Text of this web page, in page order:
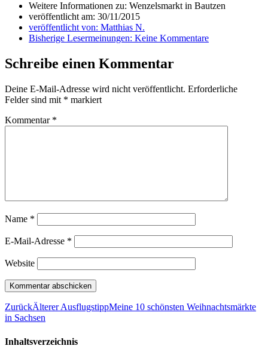
Weitere Informationen zu: Wenzelsmarkt in Bautzen
veröffentlicht am: 30/11/2015
veröffentlicht von: Matthias N.
Bisherige Lesermeinungen: Keine Kommentare
Schreibe einen Kommentar
Deine E-Mail-Adresse wird nicht veröffentlicht. Erforderliche
Felder sind mit * markiert
Kommentar *
Name *
E-Mail-Adresse *
Website
ZurückÄlterer AusflugstippMeine 10 schönsten Weihnachtsmärkte
in Sachsen
Inhaltsverzeichnis